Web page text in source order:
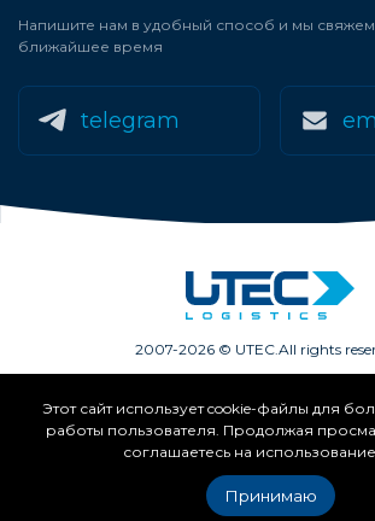
Напишите нам в удобный способ и мы
ближайшее время
telegram
2007-2026 © UTEC.All rights
Членство в ассоциациях:
Этот сайт использует cookie-файлы для
работы пользователя. Продолжая
соглашаетесь на
Принимаю